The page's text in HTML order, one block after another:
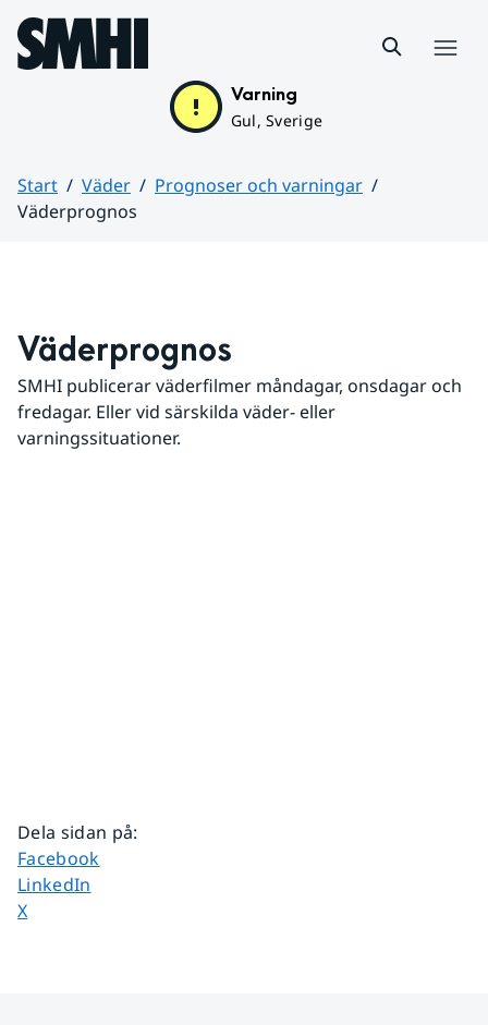
Hoppa till sidans innehåll
Varning
Gul, Sverige
Start Väder
Prognoser och varningar
Väderprognos
Väderprognos
SMHI publicerar väderfilmer måndagar, onsdagar och
fredagar. Eller vid särskilda väder- eller
varningssituationer.
Dela sidan på:
Dela sidan på
Facebook
Dela sidan på
LinkedIn
Dela sidan på
X